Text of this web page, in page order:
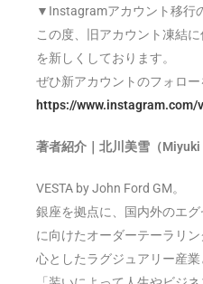
▼Instagramアカウント移行
この度、旧アカウント凍結
を新しくしております。
ぜひ新アカウントのフォロー
https://www.instagram.com/
著者紹介｜北川美雪（Miyuki
VESTA by John Ford GM。
銀座を拠点に、国内外のエ
に向けたオーダーテーラリ
心としたラグジュアリー産業